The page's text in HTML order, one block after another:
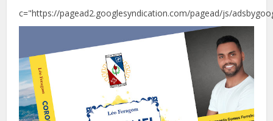
c="https://pagead2.googlesyndication.com/pagead/js/